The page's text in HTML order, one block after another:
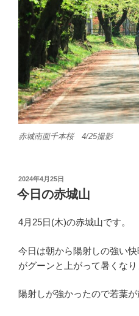
赤城南面千本桜 4/25撮影
投
稿
日:
2024年4月25日
今日の赤城山
4月25日(木)の赤城山です。
今日は朝から陽射しの強い
がグーンと上がって暑くなり
陽射しが強かったので若葉が